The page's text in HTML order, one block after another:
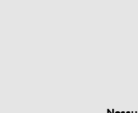
SSC NAPOLI 2.0